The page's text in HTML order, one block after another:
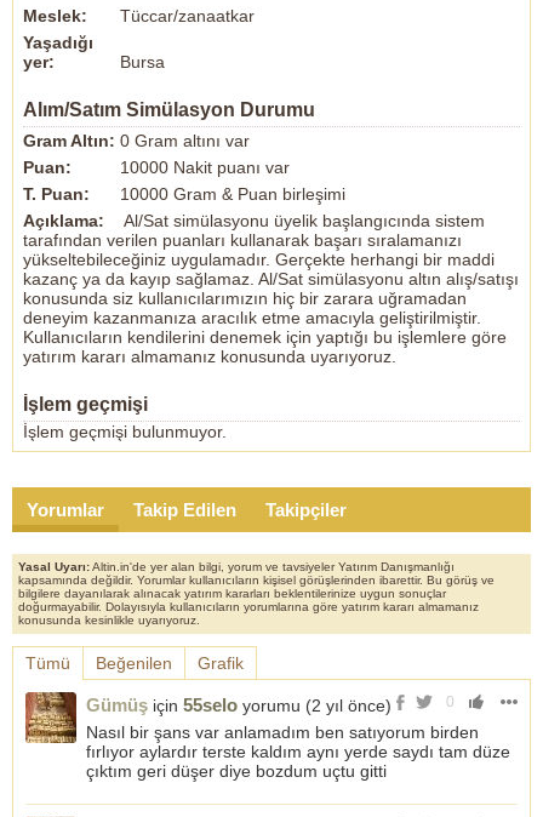
Meslek:
Tüccar/zanaatkar
Yaşadığı
yer:
Bursa
Alım/Satım Simülasyon Durumu
Gram Altın: 0 Gram altını var
Puan:
10000 Nakit puanı var
T. Puan:
10000 Gram & Puan birleşimi
Açıklama:
Al/Sat simülasyonu üyelik başlangıcında sistem
tarafından verilen puanları kullanarak başarı sıralamanızı
yükseltebileceğiniz uygulamadır. Gerçekte herhangi bir maddi
kazanç ya da kayıp sağlamaz. Al/Sat simülasyonu altın alış/satışı
konusunda siz kullanıcılarımızın hiç bir zarara uğramadan
deneyim kazanmanıza aracılık etme amacıyla geliştirilmiştir.
Kullanıcıların kendilerini denemek için yaptığı bu işlemlere göre
yatırım kararı almamanız konusunda uyarıyoruz.
İşlem geçmişi
İşlem geçmişi bulunmuyor.
Yorumlar Takip Edilen Takipçiler
Yasal Uyarı:Altin.in'de yer alan bilgi, yorum ve tavsiyeler Yatırım Danışmanlığı
kapsamında değildir. Yorumlar kullanıcıların kişisel görüşlerinden ibarettir. Bu görüş ve
bilgilere dayanılarak alınacak yatırım kararları beklentilerinize uygun sonuçlar
doğurmayabilir. Dolayısıyla kullanıcıların yorumlarına göre yatırım kararı almamanız
konusunda kesinlikle uyarıyoruz.
Tümü Beğenilen Grafik
0
Gümüş için 55selo yorumu (2 yıl önce)
Nasıl bir şans var anlamadım ben satıyorum birden
fırlıyor aylardır terste kaldım aynı yerde saydı tam düze
çıktım geri düşer diye bozdum uçtu gitti